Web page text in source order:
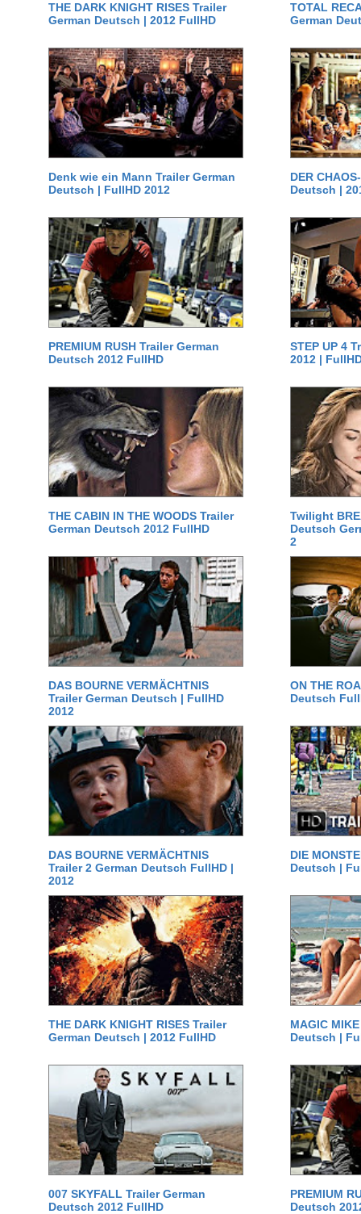
THE DARK KNIGHT RISES Trailer
German Deutsch | 2012 FullHD
TOTAL
German
Denk wie ein Mann Trailer German
Deutsch | FullHD 2012
DER
Deutsch |
PREMIUM RUSH Trailer German
Deutsch 2012 FullHD
STEP UP 4
2012 |
THE CABIN IN THE WOODS Trailer
German Deutsch 2012 FullHD
Twilight
Deutsch
2
DAS BOURNE VERMÄCHTNIS
Trailer German Deutsch | FullHD
2012
ON THE
Deutsch
DAS BOURNE VERMÄCHTNIS
Trailer 2 German Deutsch FullHD |
2012
DIE
Deutsch |
THE DARK KNIGHT RISES Trailer
German Deutsch | 2012 FullHD
MAGIC
Deutsch |
007 SKYFALL Trailer German
Deutsch 2012 FullHD
PREMIUM
Deutsch